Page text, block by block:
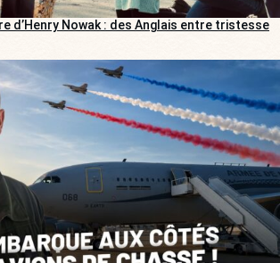
d’Henry Nowak : des Anglais entre tristesse